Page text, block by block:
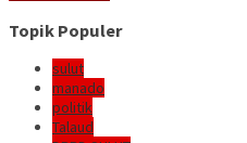
Topik Populer
sulut
manado
politik
Talaud